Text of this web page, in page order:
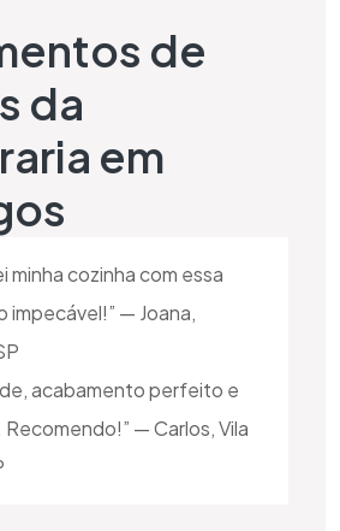
da
em
minha cozinha com essa
impecável!” — Joana,
acabamento perfeito e
— Carlos, Vila